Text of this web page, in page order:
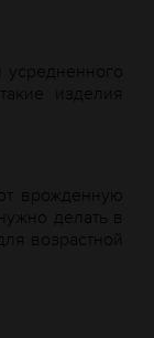
изделия
врожденную
делать в
возрастной